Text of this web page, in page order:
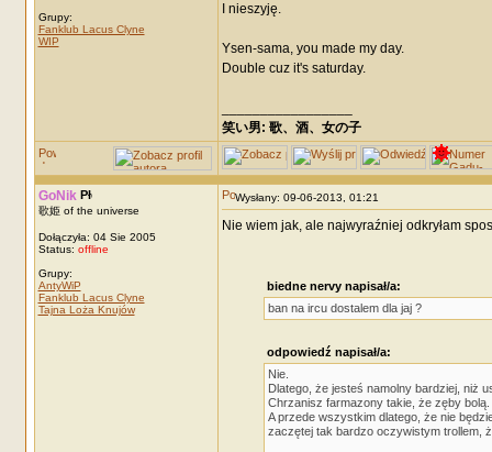
Grupy:
Fanklub Lacus Clyne
WIP
I nieszyję.
Ysen-sama, you made my day.
Double cuz it's saturday.
笑い男: 歌、酒、女の子 DRM:
GoNik
歌姫 of the universe
Dołączyła: 04 Sie 2005
Status: offline
Grupy:
AntyWiP
Fanklub Lacus Clyne
Tajna Loża Knujów
Wysłany: 09-06-2013, 01:21
Nie wiem jak, ale najwyraźniej odkryłam
biedne nervy napisał/a:
ban na ircu dostalem dla jaj ?
odpowiedź napisał/a:
Nie.
Dlatego, że jesteś namolny bardziej, niż
Chrzanisz farmazony takie, że zęby bolą.
A przede wszystkim dlatego, że nie
zaczętej tak bardzo oczywistym trollem,